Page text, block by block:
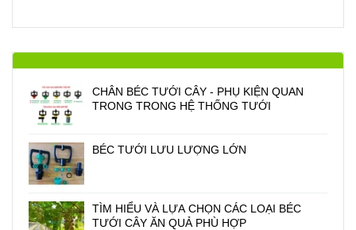
CHÂN BÉC TƯỚI CÂY - PHỤ KIỆN QUAN
TRONG TRONG HỆ THỐNG TƯỚI
BÉC TƯỚI LƯU LƯỢNG LỚN
TÌM HIỂU VÀ LỰA CHỌN CÁC LOẠI BÉC
TƯỚI CÂY ĂN QUẢ PHÙ HỢP